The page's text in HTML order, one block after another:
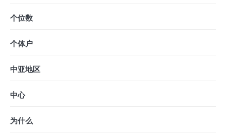
个位数
个体户
中亚地区
中心
为什么